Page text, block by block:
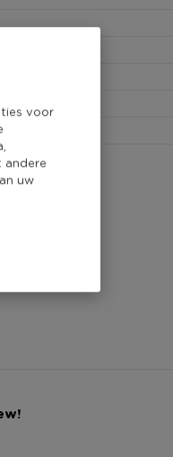
voor
andere
uw